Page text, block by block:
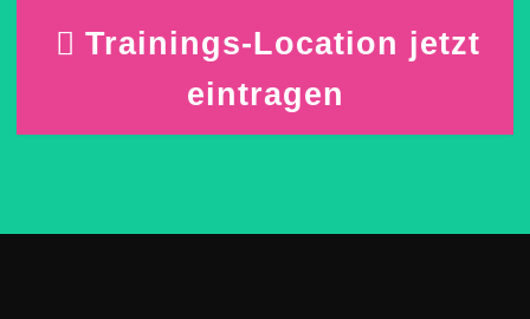
Trainings-Location jetzt
eintragen